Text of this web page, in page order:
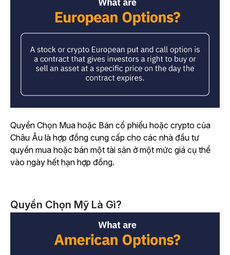
Quyền Chọn Mua hoặc Bán cổ phiếu hoặc crypto của
Châu Âu là hợp đồng cung cấp cho các nhà đầu tư
quyền mua hoặc bán một tài sản ở một mức giá cụ thể
vào ngày hết hạn hợp đồng.
Quyền Chọn Mỹ Là Gì?